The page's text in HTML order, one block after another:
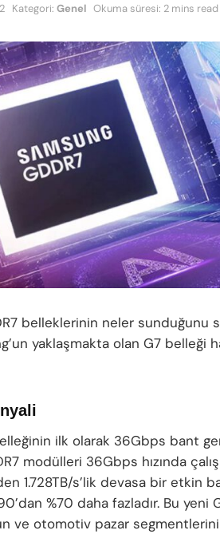
Kategori: Genel Okuma süresi: 2 mins read
belleklerinin neler sunduğunu
yaklaşmakta olan G7 belleği
ilk olarak 36Gbps bant
modülleri 36Gbps hızında
1.728TB/s’lik devasa bir etkin
%70 daha fazladır. Bu yeni
ve otomotiv pazar